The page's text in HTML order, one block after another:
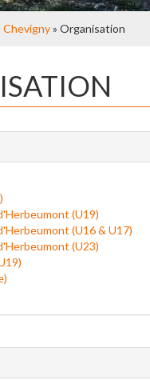
Chevigny» Organisation
(U19)
(U16 & U17)
(U23)